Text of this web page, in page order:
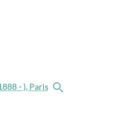
- ), Paris